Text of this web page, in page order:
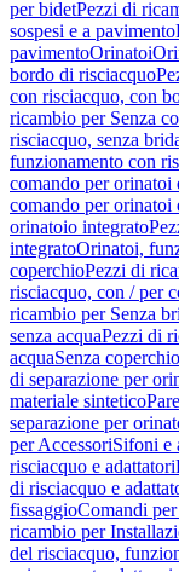
per bidetPezzi di
sospesi e a pavimento
pavimentoOrinatoi
bordo di risciacquo
con risciacquo, con
ricambio per Senza
risciacquo, senza
funzionamento con
comando per orinatoi
comando per orinatoi
orinatoio integrato
integratoOrinatoi,
coperchioPezzi di
risciacquo, con / per
ricambio per Senza
senza acquaPezzi di
acquaSenza coperchio
di separazione per
materiale sintetico
separazione per
per AccessoriSifoni e
risciacquo e adattatori
di risciacquo e
fissaggioComandi
ricambio per
del risciacquo,